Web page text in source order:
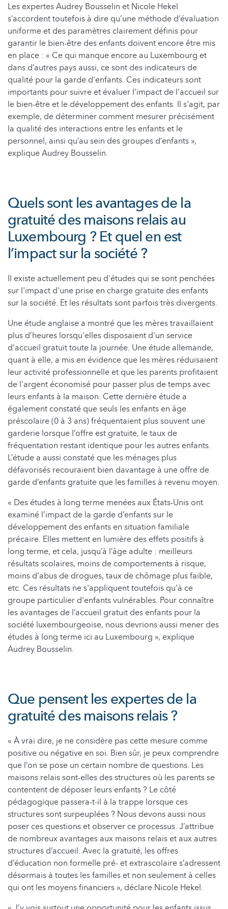
Les expertes Audrey Bousselin et Nicole Hekel
s’accordent toutefois à dire qu’une méthode d’évaluation
uniforme et des paramètres clairement définis pour
garantir le bien-être des enfants doivent encore être mis
en place : « Ce qui manque encore au Luxembourg et
dans d’autres pays aussi, ce sont des indicateurs de
qualité pour la garde d'enfants. Ces indicateurs sont
importants pour suivre et évaluer l'impact de l'accueil sur
le bien-être et le développement des enfants. Il s'agit, par
exemple, de déterminer comment mesurer précisément
la qualité des interactions entre les enfants et le
personnel, ainsi qu’au sein des groupes d’enfants »,
explique Audrey Bousselin.
Quels sont les avantages de la
gratuité des maisons relais au
Luxembourg ? Et quel en est
l’impact sur la société ?
Il existe actuellement peu d'études qui se sont penchées
sur l'impact d'une prise en charge gratuite des enfants
sur la société. Et les résultats sont parfois très divergents.
Une étude anglaise a montré que les mères travaillaient
plus d’heures lorsqu'elles disposaient d'un service
d'accueil gratuit toute la journée. Une étude allemande,
quant à elle, a mis en évidence que les mères réduisaient
leur activité professionnelle et que les parents profitaient
de l'argent économisé pour passer plus de temps avec
leurs enfants à la maison. Cette dernière étude a
également constaté que seuls les enfants en âge
préscolaire (0 à 3 ans) fréquentaient plus souvent une
garderie lorsque l’offre est gratuite, le taux de
fréquentation restant identique pour les autres enfants.
L’étude a aussi constaté que les ménages plus
défavorisés recouraient bien davantage à une offre de
garde d’enfants gratuite que les familles à revenu moyen.
« Des études à long terme menées aux États-Unis ont
examiné l’impact de la garde d’enfants sur le
développement des enfants en situation familiale
précaire. Elles mettent en lumière des effets positifs à
long terme, et cela, jusqu’à l’âge adulte : meilleurs
résultats scolaires, moins de comportements à risque,
moins d'abus de drogues, taux de chômage plus faible,
etc. Ces résultats ne s'appliquent toutefois qu'à ce
groupe particulier d'enfants vulnérables. Pour connaître
les avantages de l’accueil gratuit des enfants pour la
société luxembourgeoise, nous devrions aussi mener des
études à long terme ici au Luxembourg », explique
Audrey Bousselin.
Que pensent les expertes de la
gratuité des maisons relais ?
« À vrai dire, je ne considère pas cette mesure comme
positive ou négative en soi. Bien sûr, je peux comprendre
que l’on se pose un certain nombre de questions. Les
maisons relais sont-elles des structures où les parents se
contentent de déposer leurs enfants ? Le côté
pédagogique passera-t-il à la trappe lorsque ces
structures sont surpeuplées ? Nous devons aussi nous
poser ces questions et observer ce processus. J’attribue
de nombreux avantages aux maisons relais et aux autres
structures d’accueil. Avec la gratuité, les offres
d’éducation non formelle pré- et extrascolaire s’adressent
désormais à toutes les familles et non seulement à celles
qui ont les moyens financiers », déclare Nicole Hekel.